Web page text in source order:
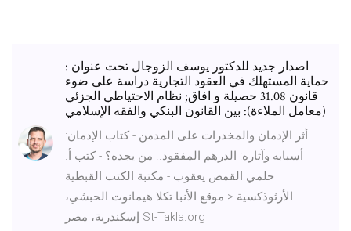
اصدار جديد للدكتور يوسف الزوجال تحت عنوان :
حماية المستهلك في العقود التجارية دراسة على ضوء
قانون 31.08 حصيلة و افاق; نظام الاحتياطي الجزئي
(معامل الملاءة): بين القانون البنكي والفقه الإسلامي
أثر الإدمان والمخدرات على المدمن - كتاب الإدمان:
أسبابه وآثاره: الدرهم المفقود.. من يجده؟ - كتب أ.
حلمي القمص يعقوب - مكتبة الكتب القبطية
الأرثوذكسية < موقع الأنبا تكلا هيمانوت الحبشي،
إسكندرية، مصر St-Takla.org